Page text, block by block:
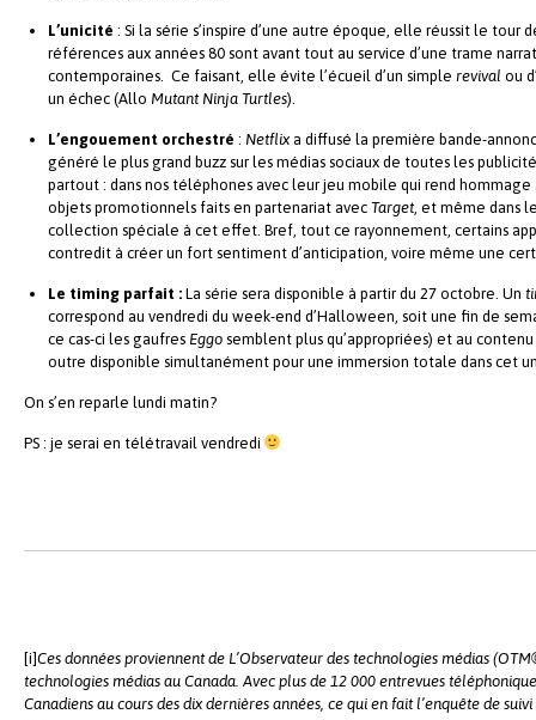
L’unicité : Si la série s’inspire d’une autre époque, elle réussit le
références aux années 80 sont avant tout au service d’une trame
contemporaines. Ce faisant, elle évite l’écueil d’un simple revival ou
un échec (Allo Mutant Ninja Turtles).
L’engouement orchestré : Netflixa diffusé la première bande-
généré le plus grand buzz sur les médias sociaux de toutes les
partout : dans nos téléphones avec leur jeu mobile qui rend hommage
objets promotionnels faits en partenariat avec Target, et même dans
collection spéciale à cet effet. Bref, tout ce rayonnement, certains
contredit à créer un fort sentiment d’anticipation, voire même une
Le timing parfait :La série sera disponible à partir du 27 octobre. Un
correspond au vendredi du week-end d’Halloween, soit une fin de
ce cas-ci les gaufres Eggosemblent plus qu’appropriées) et au
outre disponible simultanément pour une immersion totale dans cet
On s’en reparle lundi matin?
PS : je serai en télétravail vendredi
[i]Ces données proviennent de L’Observateur des technologies médias
technologies médias au Canada. Avec plus de 12 000 entrevues
Canadiens au cours des dix dernières années, ce qui en fait l’enquête de